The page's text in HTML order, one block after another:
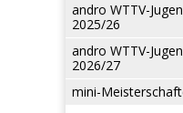
andro WTTV-
2025/26
andro WTTV-
2026/27
mini-